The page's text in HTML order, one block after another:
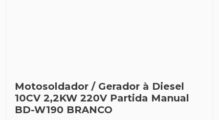
Motosoldador / Gerador à Diesel
10CV 2,2KW 220V Partida Manual
BD-W190 BRANCO